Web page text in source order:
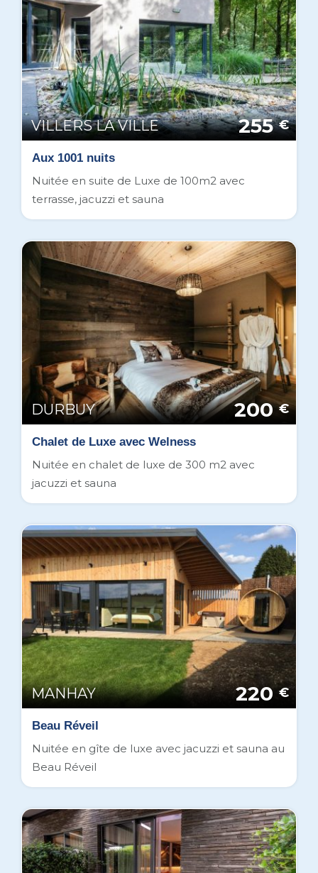
VILLERS LA VILLE 255 €
Aux 1001 nuits
Nuitée en suite de Luxe de 100m2 avec
terrasse, jacuzzi et sauna
DURBUY 200 €
Chalet de Luxe avec Welness
Nuitée en chalet de luxe de 300 m2 avec
jacuzzi et sauna
MANHAY 220 €
Beau Réveil
Nuitée en gîte de luxe avec jacuzzi et sauna au
Beau Réveil